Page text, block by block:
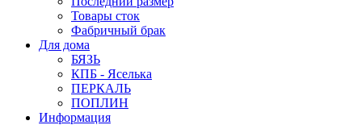
Товары сток
Фабричный брак
Для дома
БЯЗЬ
КПБ - Яселька
ПЕРКАЛЬ
ПОПЛИН
Информация